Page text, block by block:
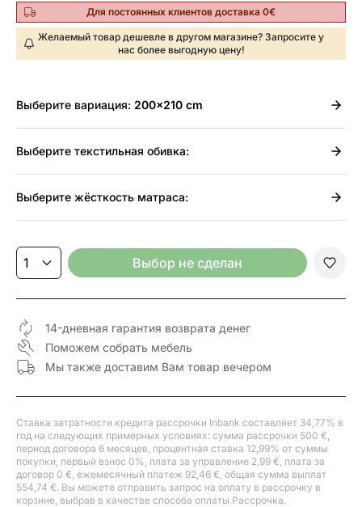
Для постоянных клиентов доставка 0€
Желаемый товар дешевле в другом магазине? Запросите у
нас более выгодную цену!
Выберите вариация: 200x210 cm
Выберите текстильная обивка:
Выберите жёсткость матраса:
Выбор не сделан
14-дневная гарантия возврата денег
Поможем собрать мебель
Мы также доставим Вам товар вечером
Ставка затратности кредита рассрочки Inbank составляет 34,77% в
год на следующих примерных условиях: сумма рассрочки 500 €,
период договора 6 месяцев, процентная ставка 12,99% от суммы
покупки, первый взнос 0%, плата за управление 2,99 €, плата за
договор 0 €, ежемесячный платеж 92,46 €, общая сумма выплат
554,74 €. Вы можете отправить запрос на оплату в рассрочку в
корзине, выбрав в качестве способа оплаты Рассрочка.